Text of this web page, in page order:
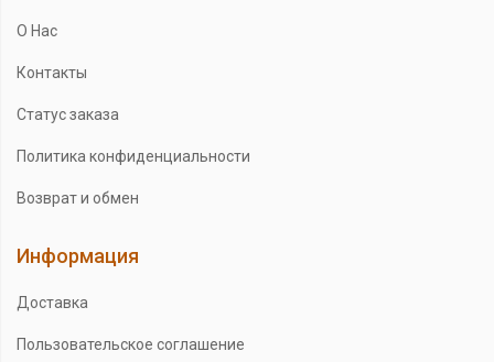
О Нас
Контакты
Статус заказа
Политика конфиденциальности
Возврат и обмен
Информация
Доставка
Пользовательское соглашение